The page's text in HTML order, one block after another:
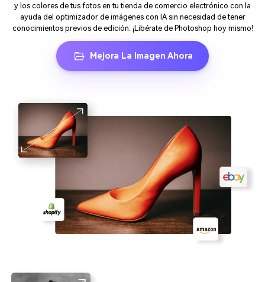
y los colores de tus fotos en tu tienda de comercio electrónico con la
ayuda del optimizador de imágenes con IA sin necesidad de tener
conocimientos previos de edición. ¡Libérate de Photoshop hoy mismo!
Mejora La Imagen Ahora